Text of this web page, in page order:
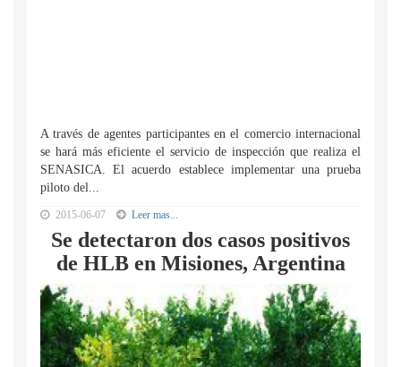
A través de agentes participantes en el comercio internacional
se hará más eficiente el servicio de inspección que realiza el
SENASICA. El acuerdo establece implementar una prueba
piloto del...
2015-06-07 Leer mas...
Se detectaron dos casos positivos
de HLB en Misiones, Argentina